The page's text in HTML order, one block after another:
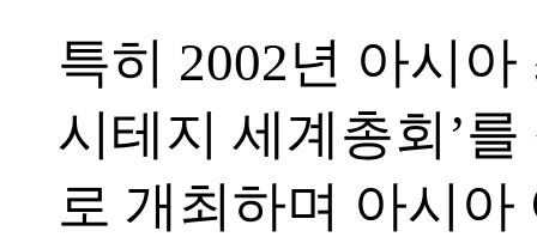
특히 2002년 아시아
시테지 세계총회’
로 개최하며 아시아